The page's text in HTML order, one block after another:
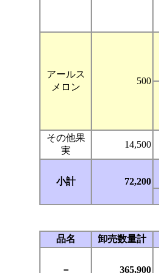
アールス
メロン
500
その他果
実
14,500
小計 72,200
品名 卸売数量計
－ 365,900